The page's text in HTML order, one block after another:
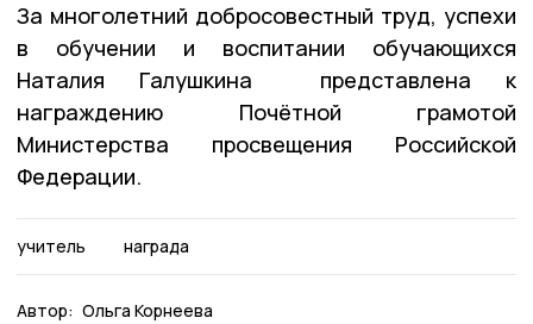
За многолетний добросовестный труд, успехи
в обучении и воспитании обучающихся
Наталия Галушкина представлена к
награждению Почётной грамотой
Министерства просвещения Российской
Федерации.
учитель награда
Автор: Ольга Корнеева